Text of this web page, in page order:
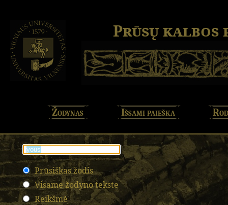
Prūsų kalbos
Žodynas Išsami paieška
Prūsiškas žodis
Visame žodyno tekste
Reikšmė